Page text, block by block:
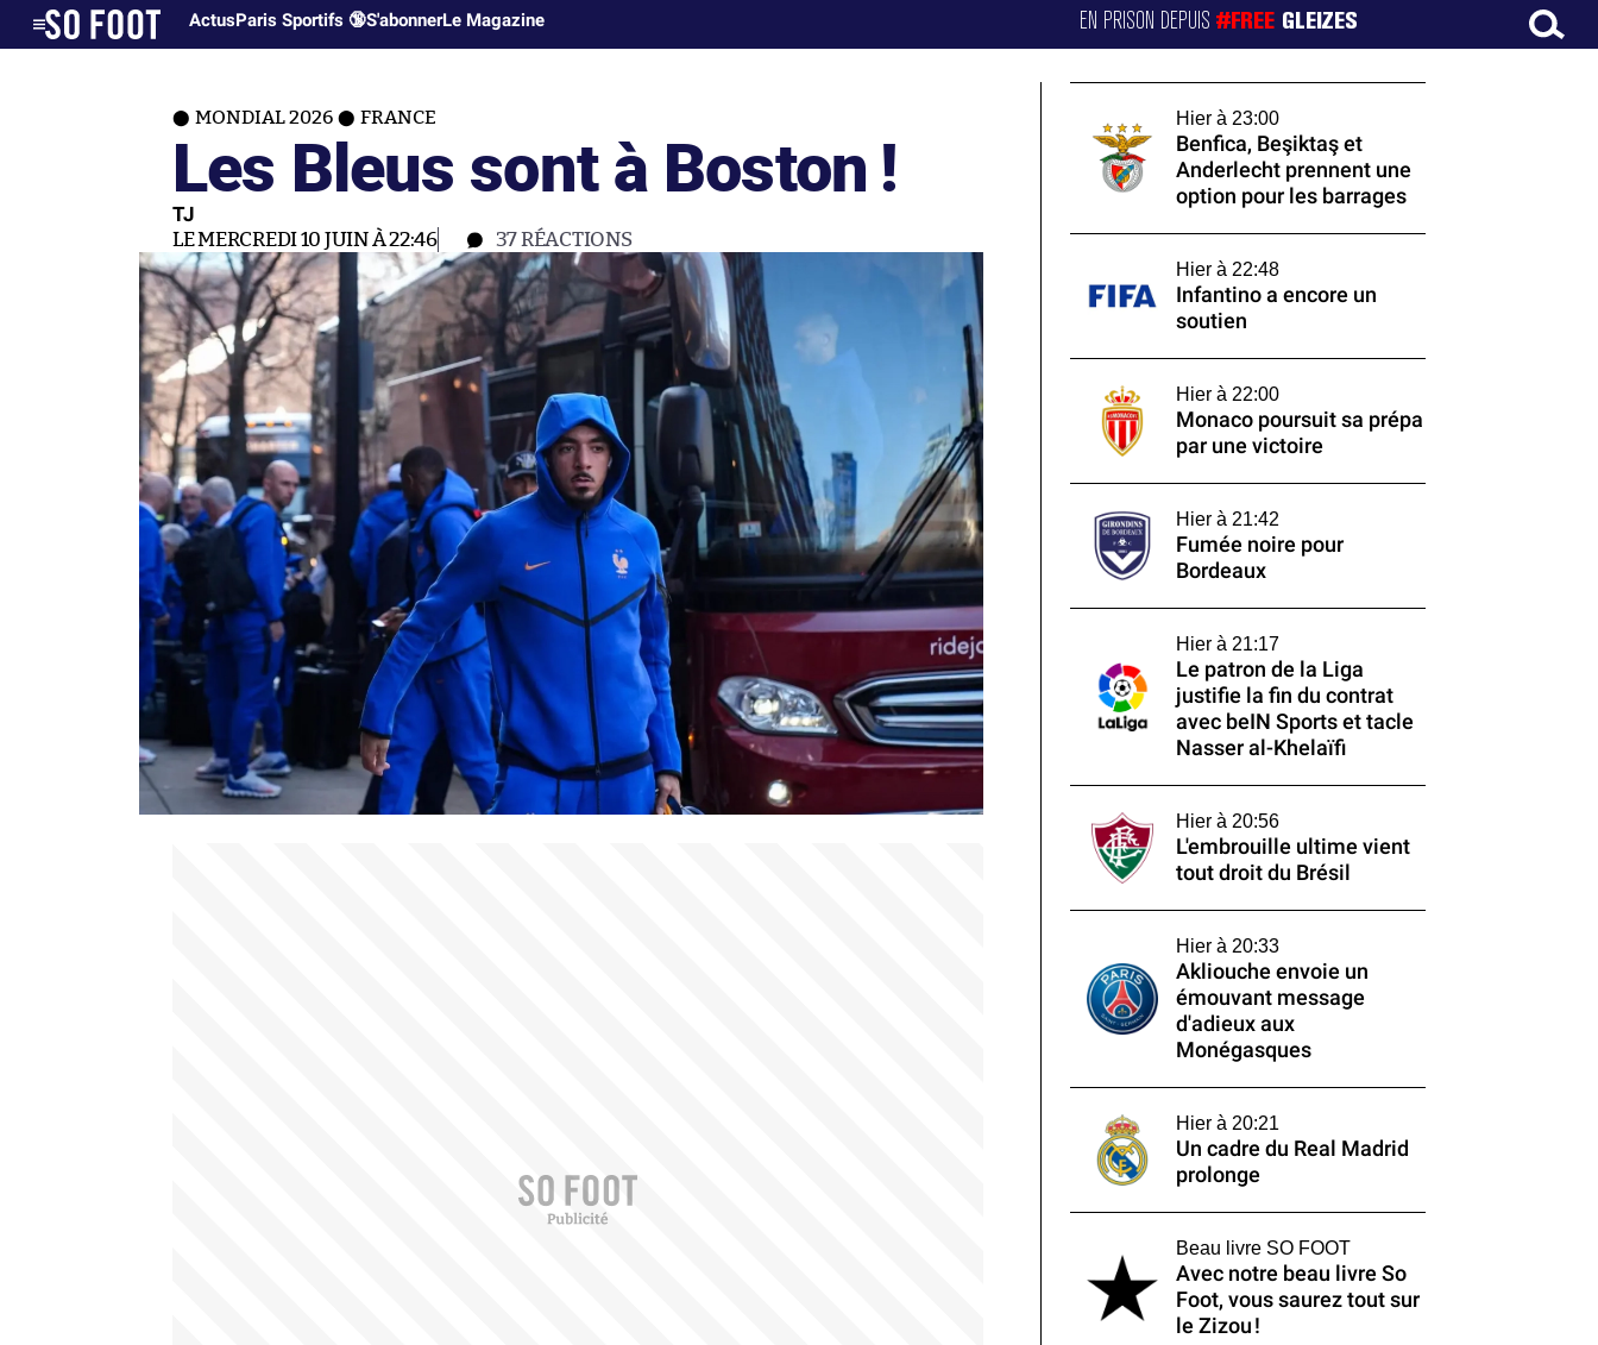
ActusParis Sportifs 🔞S'abonnerLe Magazine EN PRISON DEPUIS#FREE GLEIZES
MONDIAL 2026 FRANCE
Les Bleus sont à Boston !
TJ
LE MERCREDI 10 JUIN À 22:46 37RÉACTIONS
Hier à 23:00
Benfica, Beşiktaş et
Anderlecht prennent une
option pour les barrages
Hier à 22:48
Infantino a encore un
soutien
Hier à 22:00
Monaco poursuit sa prépa
par une victoire
Hier à 21:42
Fumée noire pour
Bordeaux
Hier à 21:17
Le patron de la Liga
justifie la fin du contrat
avec beIN Sports et tacle
Nasser al-Khelaïfi
Hier à 20:56
L'embrouille ultime vient
tout droit du Brésil
Hier à 20:33
Akliouche envoie un
émouvant message
d'adieux aux
Monégasques
Hier à 20:21
Un cadre du Real Madrid
prolonge
Beau livre SO FOOT
Avec notre beau livre So
Foot, vous saurez tout sur
le Zizou !